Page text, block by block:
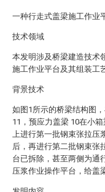
一种行走式盖梁施工作业
技术领域
本发明涉及桥梁建造技术
施工作业平台及其组装工
背景技术
如图1所示的桥梁结构图
11，预应力盖梁 10在小
上进行第一批钢束张拉压
后，再进行第二批钢束张
台已拆除，甚至两侧为通
压浆作业操作平台，给盖